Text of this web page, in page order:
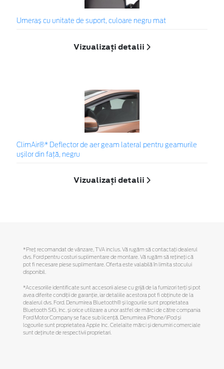
Umeraș cu unitate de suport, culoare negru mat
Vizualizați detalii
ClimAir®* Deflector de aer geam lateral pentru geamurile
ușilor din față, negru
Vizualizați detalii
*Preţ recomandat de vânzare, TVA inclus. Vă rugăm să contactaţi dealerul
dvs. Ford pentru costuri suplimentare de montare. Vă rugăm să reţineţi că
pot fi necesare piese suplimentare. Oferta este valabilă în limita stocului
disponibil.
*Accesoriile identificate sunt accesorii alese cu grijă de la furnizori terți și pot
avea diferite condiții de garanție, iar detaliile acestora pot fi obținute de la
dealerul dvs. Ford. Denumirea Bluetooth® și logourile sunt proprietatea
Bluetooth SIG, Inc. și orice utilizare a unor astfel de mărci de către compania
Ford Motor Company se face sub licență. Denumirea iPhone/iPod și
logourile sunt proprietatea Apple Inc. Celelalte mărci și denumiri comerciale
sunt deținute de respectivii proprietari.